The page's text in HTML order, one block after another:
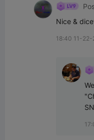
Nice &
18:40 11-22-